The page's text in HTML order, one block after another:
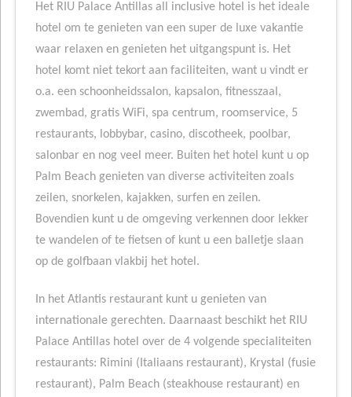
Het RIU Palace Antillas all inclusive hotel is het ideale
hotel om te genieten van een super de luxe vakantie
waar relaxen en genieten het uitgangspunt is. Het
hotel komt niet tekort aan faciliteiten, want u vindt er
o.a. een schoonheidssalon, kapsalon, fitnesszaal,
zwembad, gratis WiFi, spa centrum, roomservice, 5
restaurants, lobbybar, casino, discotheek, poolbar,
salonbar en nog veel meer. Buiten het hotel kunt u op
Palm Beach genieten van diverse activiteiten zoals
zeilen, snorkelen, kajakken, surfen en zeilen.
Bovendien kunt u de omgeving verkennen door lekker
te wandelen of te fietsen of kunt u een balletje slaan
op de golfbaan vlakbij het hotel.
In het Atlantis restaurant kunt u genieten van
internationale gerechten. Daarnaast beschikt het RIU
Palace Antillas hotel over de 4 volgende specialiteiten
restaurants: Rimini (Italiaans restaurant), Krystal (fusie
restaurant), Palm Beach (steakhouse restaurant) en